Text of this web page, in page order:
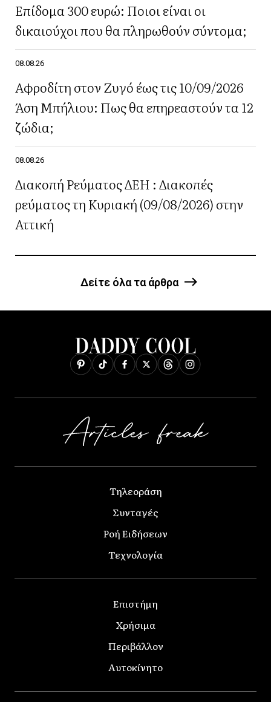
Επίδομα 300 ευρώ: Ποιοι είναι οι
δικαιούχοι που θα πληρωθούν σύντομα;
08.08.26
Αφροδίτη στον Ζυγό έως τις 10/09/2026
Άση Μπήλιου: Πως θα επηρεαστούν τα 12
ζώδια;
08.08.26
Διακοπή Ρεύματος ΔΕΗ : Διακοπές
ρεύματος τη Κυριακή (09/08/2026) στην
Αττική
Δείτε όλα τα άρθρα
Τηλεοράση
Συνταγές
Ροή Ειδήσεων
Τεχνολογία
Επιστήμη
Χρήσιμα
Περιβάλλον
Αυτοκίνητο